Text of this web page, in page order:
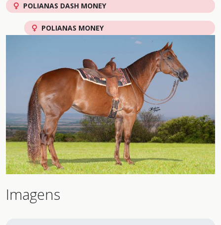
POLIANAS DASH MONEY
POLIANAS MONEY
Imagens